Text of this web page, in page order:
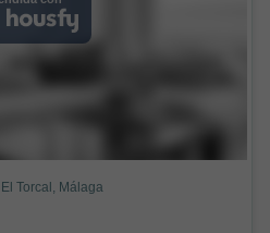
Torcal, Málaga